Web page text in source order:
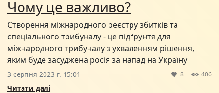
Чому це важливо?
Створення міжнародного реєстру збитків та
спеціального трибуналу - це підґрунтя для
міжнародного трибуналу з ухваленням рішення,
яким буде засуджена росія за напад на Україну
3 серпня 2023 г. 15:01 8 406
Читати далі